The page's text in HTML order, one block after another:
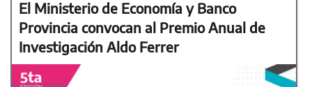
El Ministerio de Economía y Banco
Provincia convocan al Premio Anual de
Investigación Aldo Ferrer